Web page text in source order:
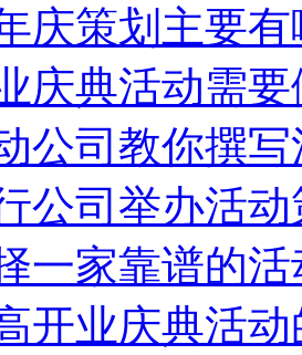
庆策划主要
庆典活动需
公司教你撰
公司举办活
一家靠谱的
开业庆典活